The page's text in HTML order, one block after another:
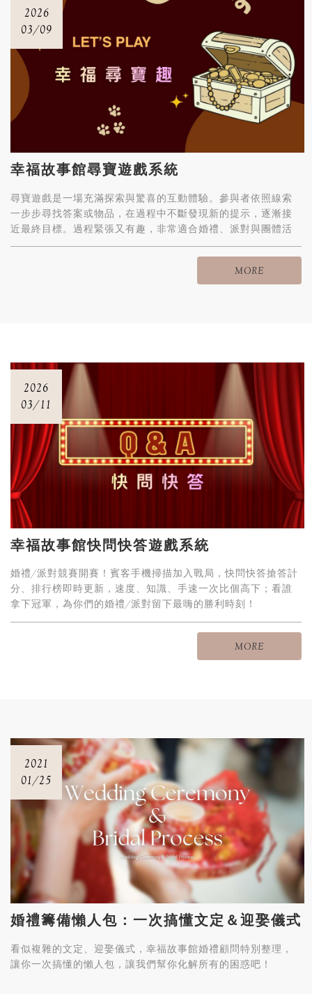
2026
03/09
幸福故事館尋寶遊戲系統
尋寶遊戲是一場充滿探索與驚喜的互動體驗。參與者依照線索
一步步尋找答案或物品，在過程中不斷發現新的提示，逐漸接
近最終目標。過程緊張又有趣，非常適合婚禮、派對與團體活
動使用，讓賓客在解謎與尋找的過程中自然互動，留下難忘的
MORE
2026
03/11
幸福故事館快問快答遊戲系統
婚禮/派對競賽開賽！賓客手機掃描加入戰局，快問快答搶答計
分、排行榜即時更新，速度、知識、手速一次比個高下；看誰
拿下冠軍，為你們的婚禮/派對留下最嗨的勝利時刻！
MORE
2021
01/25
婚禮籌備懶人包：一次搞懂文定＆迎娶儀式
看似複雜的文定、迎娶儀式，幸福故事館婚禮顧問特別整理，
讓你一次搞懂的懶人包，讓我們幫你化解所有的困惑吧！